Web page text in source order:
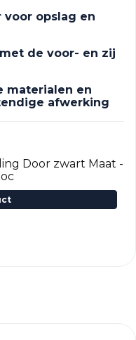
voor opslag en
de voor- en zij
materialen en
afwerking
Door zwart Maat -